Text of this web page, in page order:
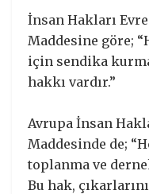
İnsan Hakları
Maddesine göre;
için sendika
hakkı vardır.”
Avrupa İnsan
Maddesinde de;
toplanma ve
Bu hak,